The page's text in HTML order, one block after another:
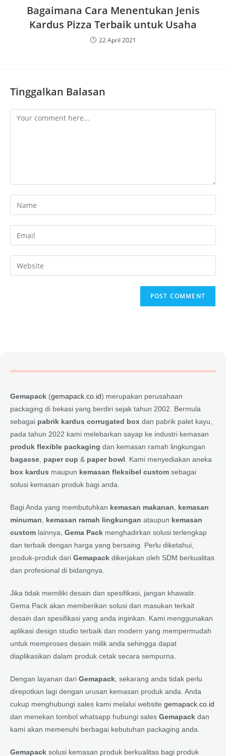
Bagaimana Cara Menentukan Jenis
Kardus Pizza Terbaik untuk Usaha
22 April 2021
Tinggalkan Balasan
Gemapack (gemapack.co.id) merupakan perusahaan
packaging di bekasi yang berdiri sejak tahun 2002. Bermula
sebagai pabrik kardus corrugated box dan pabrik palet kayu,
pada tahun 2022 kami melebarkan sayap ke industri kemasan
produk flexible packaging dan kemasan ramah lingkungan
bagasse paper cup & paper bowl . Kami menyediakan aneka
box kardus maupun kemasan fleksibel custom sebagai
solusi kemasan produk bagi anda.
Bagi Anda yang membutuhkan kemasan makanan
kemasan
minuman
kemasan ramah lingkungan ataupun kemasan
custom lainnya, Gema Pack menghadirkan solusi terlengkap
dan terbaik dengan harga yang bersaing. Perlu diketahui,
produk-produk dari Gemapack dikerjakan oleh SDM berkualitas
dan profesional di bidangnya.
Jika tidak memiliki desain dan spesifikasi, jangan khawatir.
Gema Pack akan memberikan solusi dan masukan terkait
desain dan spesifikasi yang anda inginkan. Kami menggunakan
aplikasi design studio terbaik dan modern yang mempermudah
untuk memproses desain milik anda sehingga dapat
diaplikasikan dalam produk cetak secara sempurna.
Dengan layanan dari Gemapack , sekarang anda tidak perlu
direpotkan lagi dengan urusan kemasan produk anda. Anda
cukup menghubungi sales kami melalui website gemapack.co.id
dan menekan tombol whatsapp hubungi sales Gemapack dan
kami akan memenuhi berbagai kebutuhan packaging anda.
Gemapack solusi kemasan produk berkualitas bagi produk